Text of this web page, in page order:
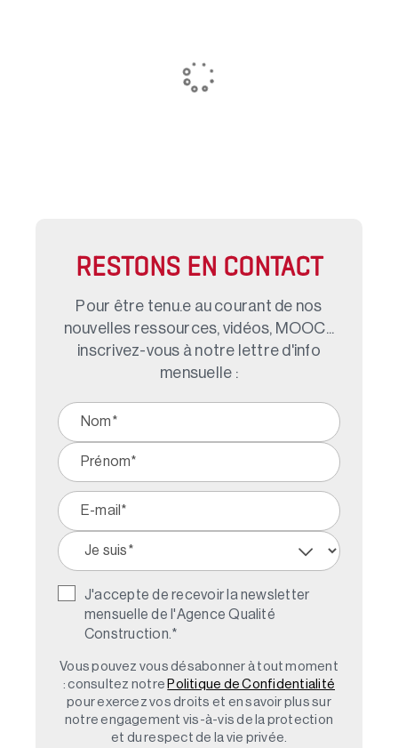
RESTONS EN CONTACT
Pour être tenu.e au courant de nos
nouvelles ressources, vidéos, MOOC...
inscrivez-vous à notre lettre d'info
mensuelle :
J'accepte de recevoir la newsletter
mensuelle de l'Agence Qualité
Construction. *
Vous pouvez vous désabonner à tout moment
: consultez notre Politique de Confidentialité
pour exercez vos droits et en savoir plus sur
notre engagement vis-à-vis de la protection
et du respect de la vie privée.